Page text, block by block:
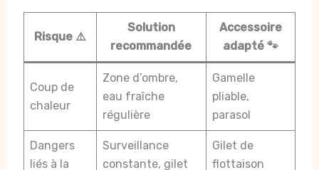
Risque ⚠️
Solution
recommandée
Accessoire
adapté 🐾
Coup de
chaleur
Zone d’ombre,
eau fraîche
régulière
Gamelle
pliable,
parasol
Dangers
liés à la
Surveillance
constante, gilet
Gilet de
flottaison